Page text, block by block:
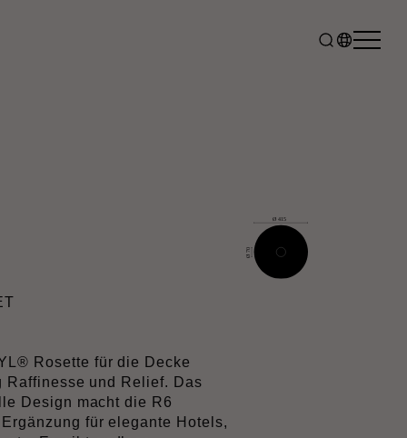
Rosette für die Decke
und Relief. Das
Design macht die R6
für elegante Hotels,